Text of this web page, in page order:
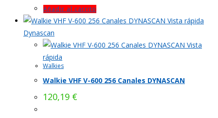
Añadir al carrito
Vista rápida
Dynascan
Vista
rápida
Walkies
Walkie VHF V-600 256 Canales DYNASCAN
120,19 €